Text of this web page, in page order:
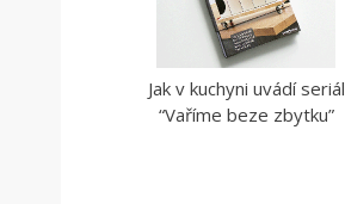
Jak v kuchyni uvádí seriál
“Vaříme beze zbytku”